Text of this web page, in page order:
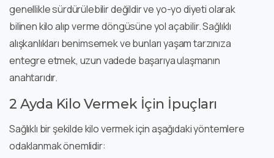
genellikle sürdürülebilir değildir ve yo-yo diyeti olarak
bilinen kilo alıp verme döngüsüne yol açabilir. Sağlıklı
alışkanlıkları benimsemek ve bunları yaşam tarzınıza
entegre etmek, uzun vadede başarıya ulaşmanın
anahtarıdır.
2 Ayda Kilo Vermek İçin İpuçları
Sağlıklı bir şekilde kilo vermek için aşağıdaki yöntemlere
odaklanmak önemlidir: